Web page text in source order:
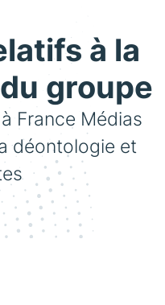
à la
groupe
France Médias
déontologie et